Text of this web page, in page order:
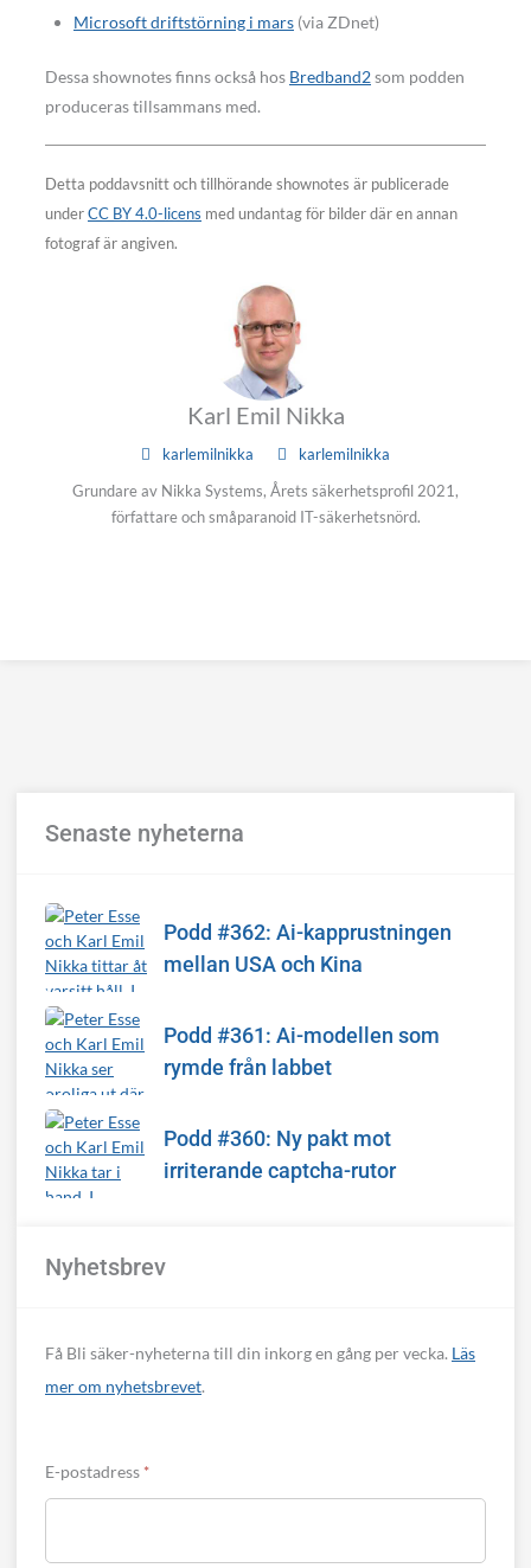
Microsoft driftstörning i mars (via ZDnet)
Dessa shownotes finns också hos Bredband2som podden
produceras tillsammans med.
Detta poddavsnitt och tillhörande shownotes är publicerade
underCC BY 4.0-licens med undantag för bilder där en annan
fotograf är angiven.
Karl Emil Nikka
karlemilnikka
karlemilnikka
Grundare av Nikka Systems, Årets säkerhetsprofil 2021,
författare och småparanoid IT-säkerhetsnörd.
Senaste nyheterna
Podd #362: Ai-kapprustningen
mellan USA och Kina
Podd #361: Ai-modellen som
rymde från labbet
Podd #360: Ny pakt mot
irriterande captcha-rutor
Nyhetsbrev
Få Bli säker-nyheterna till din inkorg en gång per vecka. Läs
mer om nyhetsbrevet.
E-postadress *